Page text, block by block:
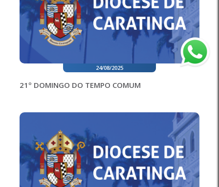
24/08/2025
21º DOMINGO DO TEMPO COMUM